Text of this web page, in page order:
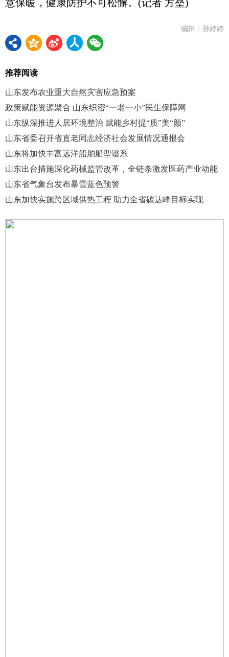
意保暖，健康防护不可松懈。(记者 方垒)
编辑：孙婷婷
推荐阅读
山东发布农业重大自然灾害应急预案
政策赋能资源聚合 山东织密“一老一小”民生保障网
山东纵深推进人居环境整治 赋能乡村提“质”美“颜”
山东省委召开省直老同志经济社会发展情况通报会
山东将加快丰富远洋船舶船型谱系
山东出台措施深化药械监管改革，全链条激发医药产业动能
山东省气象台发布暴雪蓝色预警
山东加快实施跨区域供热工程 助力全省碳达峰目标实现